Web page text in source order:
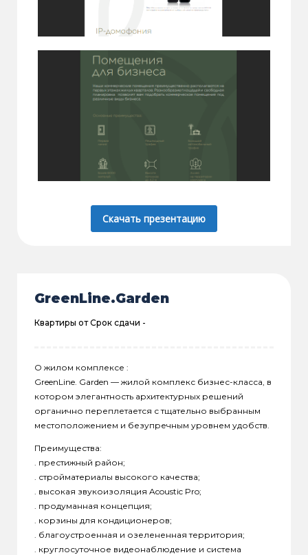
Скачать презентацию
GreenLine.Garden
Квартиры отСрок сдачи -
О жилом комплексе :
GreenLine. Garden — жилой комплекс бизнес-класса, в
котором элегантность архитектурных решений
органично переплетается с тщательно выбранным
местоположением и безупречным уровнем удобств.
Преимущества:
. престижный район;
. стройматериалы высокого качества;
. высокая звукоизоляция Acoustic Pro;
. продуманная концепция;
. корзины для кондиционеров;
. благоустроенная и озелененная территория;
. круглосуточное видеонаблюдение и система